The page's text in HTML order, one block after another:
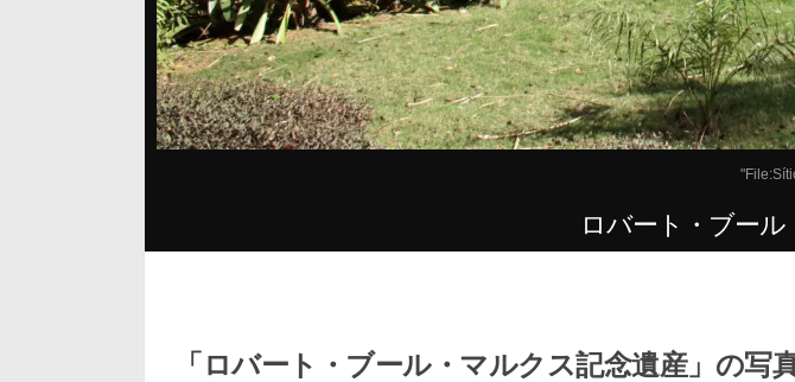
"
ロバート・ブー
「ロバート・ブール・マルクス記念遺産」の写